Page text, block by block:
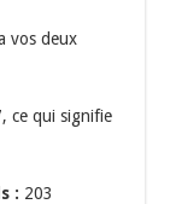
vos deux
ce qui signifie
: 203